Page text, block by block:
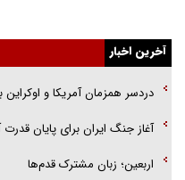
جزئیات شکنجه‌هایم فراتر از آن است
پلیس
تحلیل ابعاد پیام رهبر انقلاب به
آخرین اخبار
دردسر همزمان آمریکا و
آغاز جنگ ایران برای پایان قدرت
اربعین؛ زبان مشترک قدم‌ها